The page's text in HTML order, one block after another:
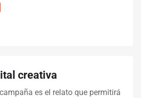
creativa
es el relato que permitirá